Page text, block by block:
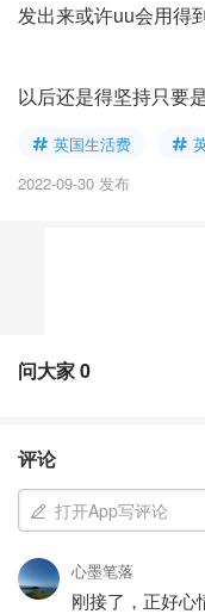
发出来或许uu会用得
以后还是得坚持只要
英国生活费
2022-09-30 发布
问大家0
评论
打开App写评论
心墨笔落
刚接了，正好心